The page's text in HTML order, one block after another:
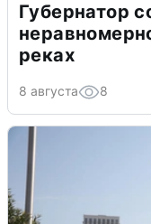
Губернатор
реках
8 августа 8